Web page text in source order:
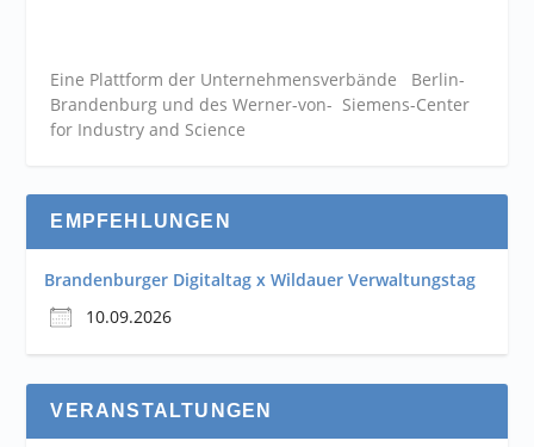
Eine Plattform der Unternehmensverbände Berlin-
Brandenburg und des Werner-von- Siemens-Center
for Industry and Science
EMPFEHLUNGEN
Brandenburger Digitaltag x Wildauer Verwaltungstag
10.09.2026
VERANSTALTUNGEN